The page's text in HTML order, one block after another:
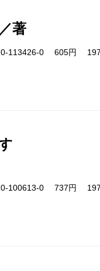
著
113426-0 605円
100613-0 737円